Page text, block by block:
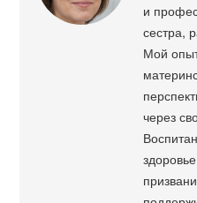
и
сестра,
Мой
через